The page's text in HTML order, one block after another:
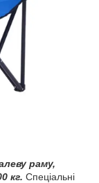
раму,
кг. Спеціальні